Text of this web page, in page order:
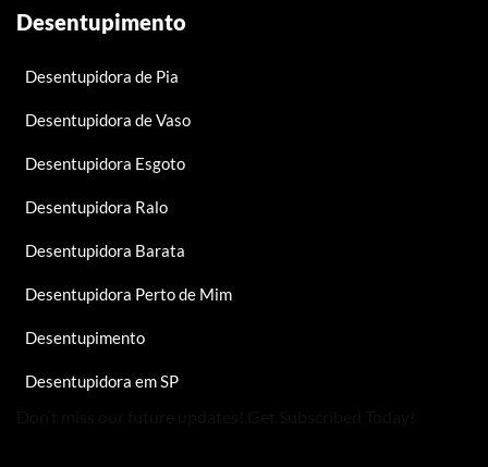
Desentupimento
Desentupidora de Pia
Desentupidora de Vaso
Desentupidora Esgoto
Desentupidora Ralo
Desentupidora Barata
Desentupidora Perto de Mim
Desentupimento
Desentupidora em SP